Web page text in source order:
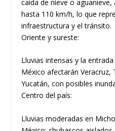
caída de nieve o
hasta 110 km/h, lo que
infraestructura y el tránsito.
Oriente y sureste:
Lluvias intensas y la
México afectarán Veracruz,
Yucatán, con posibles
Centro del país:
Lluvias moderadas en